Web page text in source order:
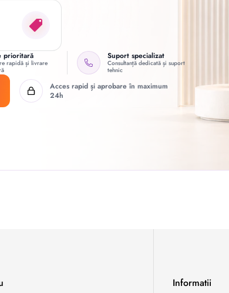
prioritară
rapidă și livrare
Suport specializat
Consultanță dedicată și suport
tehnic
Acces rapid și aprobare în maximum
24h
Informatii